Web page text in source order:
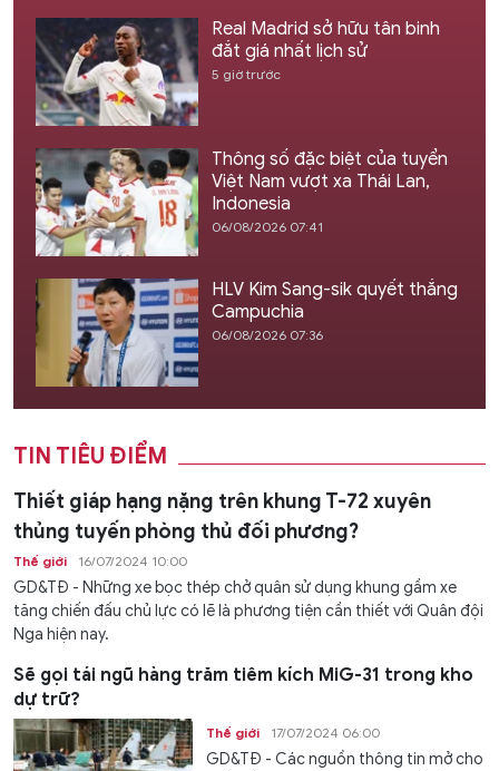
Real Madrid sở hữu tân binh
đắt giá nhất lịch sử
5 giờ trước
Thông số đặc biệt của tuyển
Việt Nam vượt xa Thái Lan,
Indonesia
06/08/2026 07:41
HLV Kim Sang-sik quyết thắng
Campuchia
06/08/2026 07:36
TIN TIÊU ĐIỂM
Thiết giáp hạng nặng trên khung T-72 xuyên
thủng tuyến phòng thủ đối phương?
Thế giới 16/07/2024 10:00
GD&TĐ - Những xe bọc thép chở quân sử dụng khung gầm xe
tăng chiến đấu chủ lực có lẽ là phương tiện cần thiết với Quân đội
Nga hiện nay.
Sẽ gọi tái ngũ hàng trăm tiêm kích MiG-31 trong kho
dự trữ?
Thế giới 17/07/2024 06:00
GD&TĐ - Các nguồn thông tin mở cho